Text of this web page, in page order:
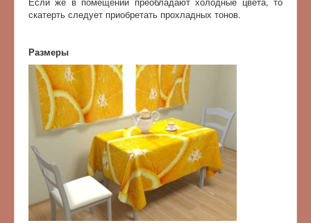
скатерть следует приобретать прохладных тонов.
Размеры